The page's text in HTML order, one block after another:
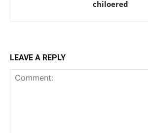
chiloered
LEAVE A REPLY